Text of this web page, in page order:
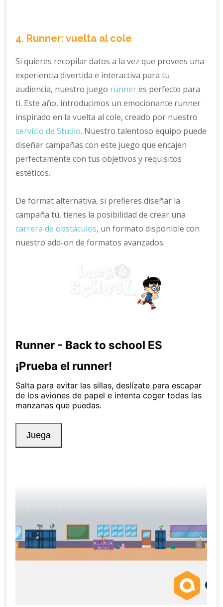
4. Runner: vuelta al cole
Si quieres recopilar datos a la vez que provees una
experiencia divertida e interactiva para tu
audiencia, nuestro juego runneres perfecto para
ti. Este año, introducimos un emocionante runner
inspirado en la vuelta al cole, creado por nuestro
servicio de Studio. Nuestro talentoso equipo puede
diseñar campañas con este juego que encajen
perfectamente con tus objetivos y requisitos
estéticos.
De format alternativa, si prefieres diseñar la
campaña tú, tienes la posibilidad de crear una
carrera de obstáculos, un formato disponible con
nuestro add-on de formatos avanzados.